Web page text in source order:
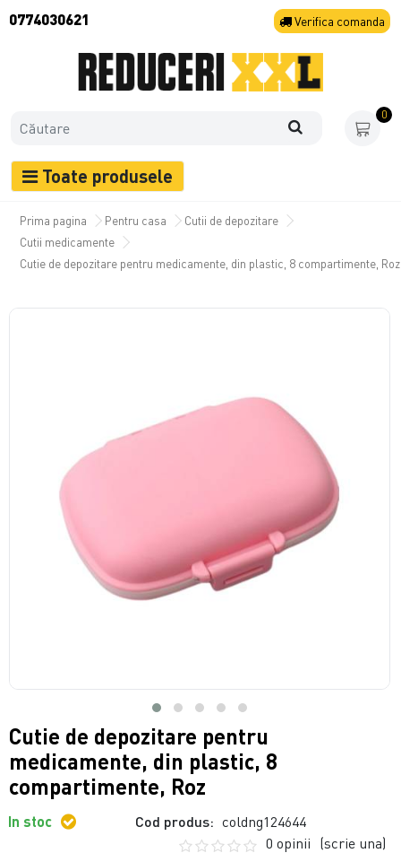
0774030621 Verifica comanda
0
Toate produsele
Prima pagina Pentru casa
Cutii de depozitare
Cutii medicamente
Cutie de depozitare pentru medicamente, din plastic, 8 compartimente, Roz
Cutie de depozitare pentru
medicamente, din plastic, 8
compartimente, Roz
In stoc Cod produs: coldng124644
0 opinii (scrie una)